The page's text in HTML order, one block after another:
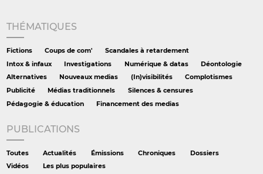
THÉMATIQUES
Fictions Coups de com'
Scandales à retardement
Intox & infaux
Investigations Numérique & datas
Déontologie
Alternatives
Nouveaux medias (In)visibilités
Complotismes
Publicité
Médias traditionnels
Silences & censures
Pédagogie & éducation
Financement des medias
PUBLICATIONS
Toutes Actualités Émissions Chroniques
Dossiers
Vidéos
Les plus populaires